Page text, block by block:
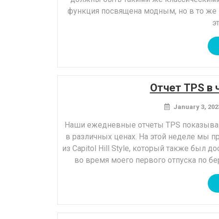
функция посвящена модным, но в то же
Отчет TPS в
January 3,
Наши ежедневные отчеты TPS
в различных ценах. На этой неделе мы
из Capitol Hill Style, который также был
во время моего первого отпуска по